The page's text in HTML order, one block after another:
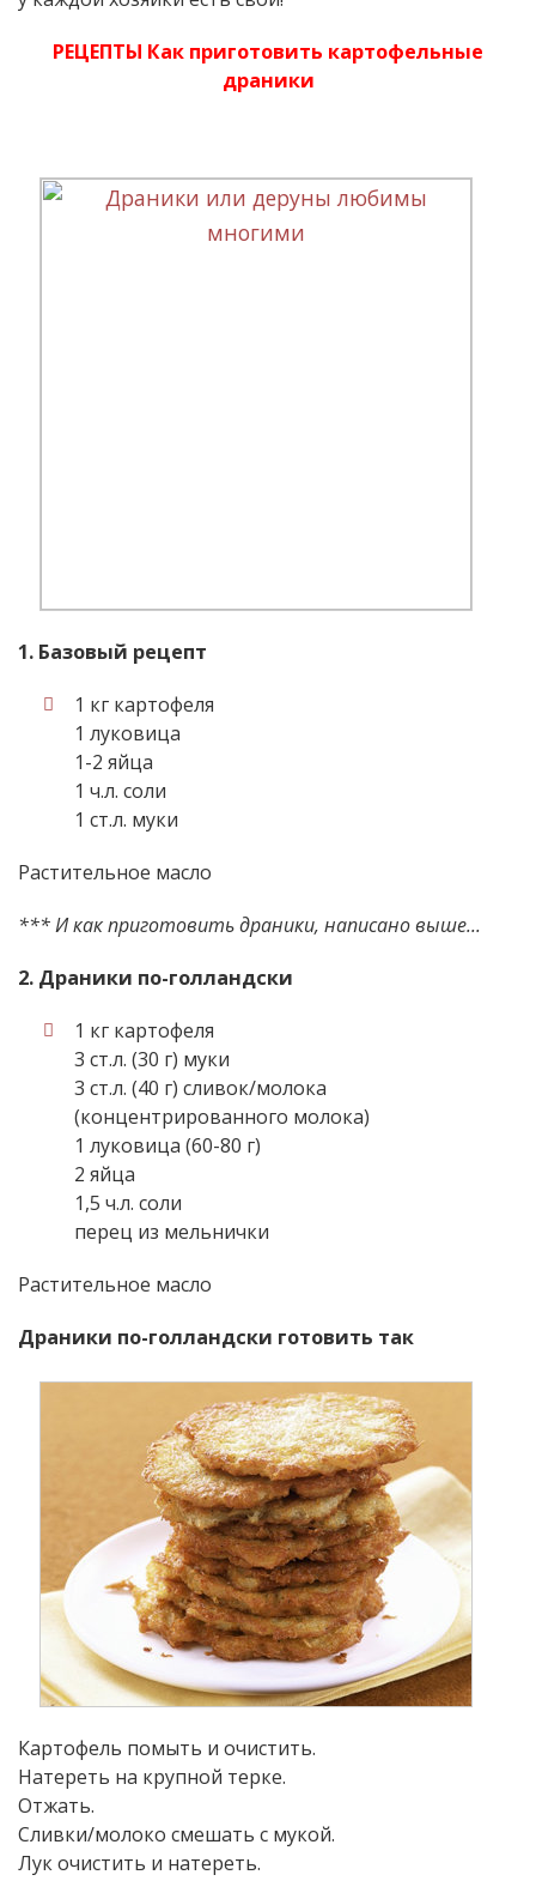
РЕЦЕПТЫ Как приготовить картофельные
драники
1. Базовый рецепт
1 кг картофеля
1 луковица
1-2 яйца
1 ч.л. соли
1 ст.л. муки
Растительное масло
*** И как приготовить драники, написано выше...
2. Драники по-голландски
1 кг картофеля
3 ст.л. (30 г) муки
3 ст.л. (40 г) сливок/молока
(концентрированного молока)
1 луковица (60-80 г)
2 яйца
1,5 ч.л. соли
перец из мельнички
Растительное масло
Драники по-голландски готовить так
Картофель помыть и очистить.
Натереть на крупной терке.
Отжать.
Сливки/молоко смешать с мукой.
Лук очистить и натереть.